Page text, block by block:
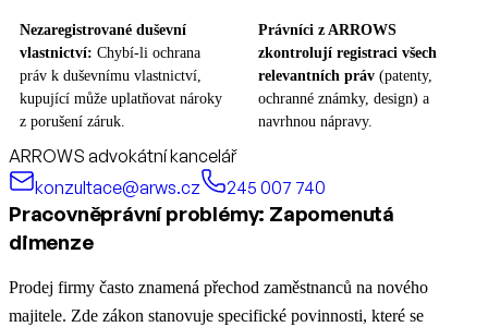
Nezaregistrované duševní
vlastnictví: Chybí-li ochrana
práv k duševnímu vlastnictví,
kupující může uplatňovat nároky
z porušení záruk.
Právníci z ARROWS
zkontrolují registraci všech
relevantních práv (patenty,
ochranné známky, design) a
navrhnou nápravy.
ARROWS advokátní kancelář
konzultace@arws.cz
245 007 740
Pracovněprávní problémy: Zapomenutá
dimenze
Prodej firmy často znamená přechod zaměstnanců na nového
majitele. Zde zákon stanovuje specifické povinnosti, které se